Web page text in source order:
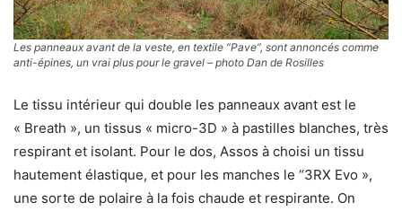
Les panneaux avant de la veste, en textile “Pave”, sont annoncés comme
anti-épines, un vrai plus pour le gravel – photo Dan de Rosilles
Le tissu intérieur qui double les panneaux avant est le
« Breath », un tissus « micro-3D » à pastilles blanches, très
respirant et isolant. Pour le dos, Assos à choisi un tissu
hautement élastique, et pour les manches le “3RX Evo »,
une sorte de polaire à la fois chaude et respirante. On